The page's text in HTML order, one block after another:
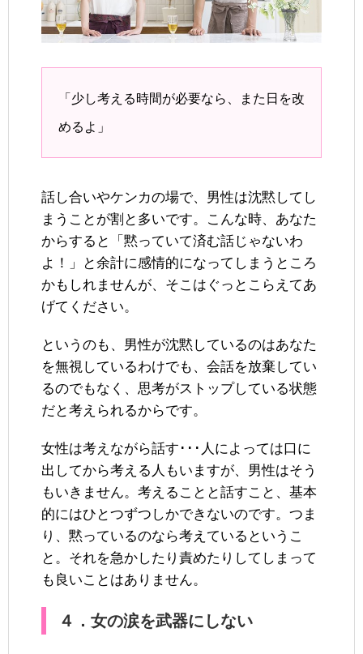
「少し考える時間が必要なら、また日を改
めるよ」
話し合いやケンカの場で、男性は沈黙してし
まうことが割と多いです。こんな時、あなた
からすると「黙っていて済む話じゃないわ
よ！」と余計に感情的になってしまうところ
かもしれませんが、そこはぐっとこらえてあ
げてください。
というのも、男性が沈黙しているのはあなた
を無視しているわけでも、会話を放棄してい
るのでもなく、思考がストップしている状態
だと考えられるからです。
女性は考えながら話す･･･人によっては口に
出してから考える人もいますが、男性はそう
もいきません。考えることと話すこと、基本
的にはひとつずつしかできないのです。つま
り、黙っているのなら考えているというこ
と。それを急かしたり責めたりしてしまって
も良いことはありません。
４．女の涙を武器にしない